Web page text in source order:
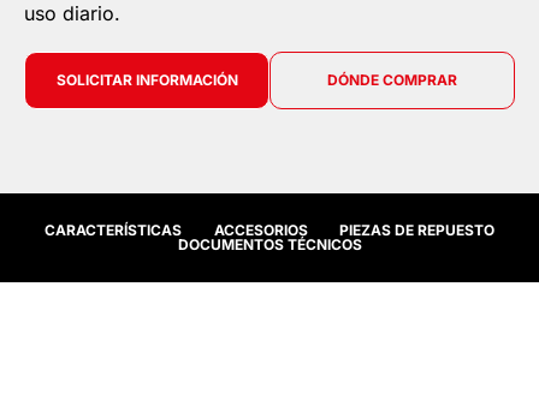
uso diario.
SOLICITAR INFORMACIÓN DÓNDE COMPRAR
CARACTERÍSTICAS ACCESORIOS
PIEZAS DE REPUESTO
DOCUMENTOS TÉCNICOS